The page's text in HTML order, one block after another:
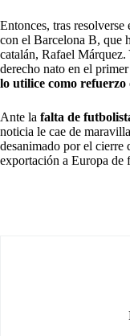
Entonces, tras
con el Barcelona B, que
catalán, Rafael
derecho nato en el
lo utilice como refuerzo
Ante la falta de
noticia le cae de
desanimado por el
exportación a Europa de